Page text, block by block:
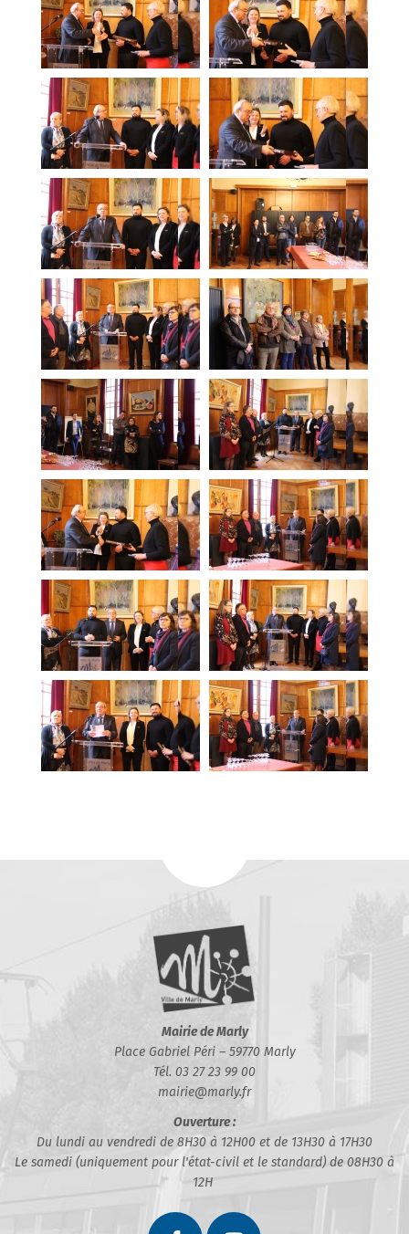
Mairie de Marly
Place Gabriel Péri – 59770 Marly
Tél. 03 27 23 99 00
mairie@marly.fr
Ouverture :
Du lundi au vendredi de 8H30 à 12H00 et de 13H30 à 17H30
Le samedi (uniquement pour l'état-civil et le standard) de 08H30 à
12H